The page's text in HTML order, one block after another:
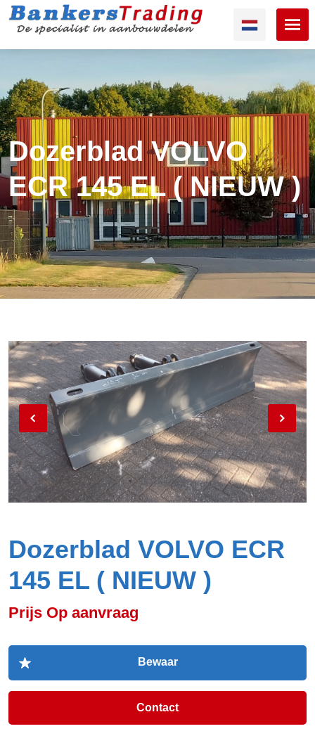
Dozerblad VOLVO
ECR 145 EL ( NIEUW )
Dozerblad VOLVO ECR
145 EL ( NIEUW )
Prijs Op aanvraag
Contact